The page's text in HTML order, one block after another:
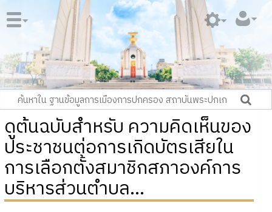
ดูต้นฉบับสำหรับ ความคิดเห็นของ
ประชาชนต่อการเกิดบัตรเสียใน
การเลือกตั้งสมาชิกสภาองค์การ
บริหารส่วนตำบล...